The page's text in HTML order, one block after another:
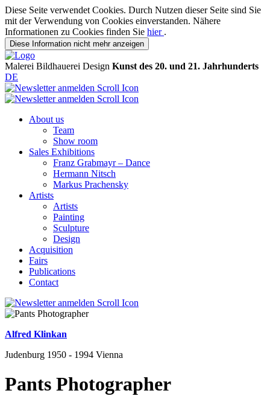
Diese Seite verwendet Cookies. Durch Nutzen dieser Seite sind Sie
mit der Verwendung von Cookies einverstanden. Nähere
Informationen zu Cookies finden Sie hier .
Diese Information nicht mehr anzeigen
Malerei Bildhauerei Design Kunst des 20. und 21. Jahrhunderts
DE
About us
Team
Show room
Sales Exhibitions
Franz Grabmayr – Dance
Hermann Nitsch
Markus Prachensky
Artists
Artists
Painting
Sculpture
Design
Acquisition
Fairs
Publications
Contact
Alfred Klinkan
Judenburg 1950 - 1994 Vienna
Pants Photographer